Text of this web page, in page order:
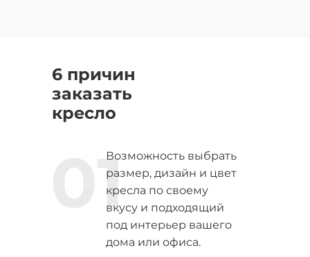
6 причин
заказать
кресло
Возможность выбрать
размер, дизайн и цвет
кресла по своему
вкусу и подходящий
под интерьер вашего
дома или офиса.
01